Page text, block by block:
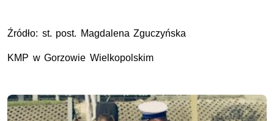
Źródło: st. post. Magdalena Zguczyńska
KMP w Gorzowie Wielkopolskim